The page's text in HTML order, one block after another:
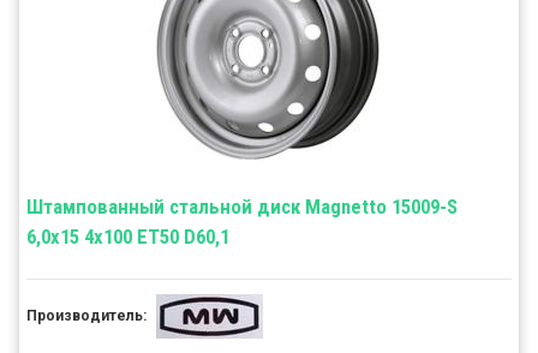
Штампованный стальной диск Magnetto 15009-S
6,0x15 4x100 ET50 D60,1
Производитель: